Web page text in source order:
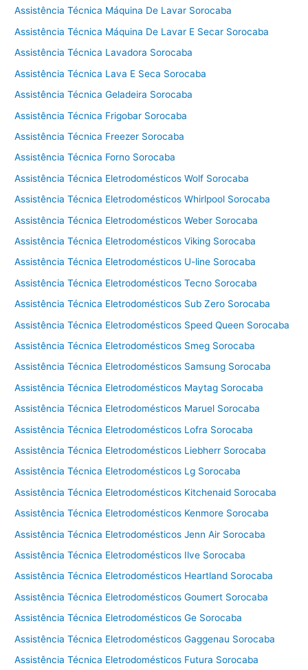
t
n
a
V
i
n
C
o
t
a
Assistência Técnica Máquina De Lavar Sorocaba
Assistência Técnica Máquina De Lavar E Secar Sorocaba
Assistência Técnica Lavadora Sorocaba
Assistência Técnica Lava E Seca Sorocaba
Assistência Técnica Geladeira Sorocaba
Assistência Técnica Frigobar Sorocaba
Assistência Técnica Freezer Sorocaba
Assistência Técnica Forno Sorocaba
Assistência Técnica Eletrodomésticos Wolf Sorocaba
Assistência Técnica Eletrodomésticos Whirlpool Sorocaba
Assistência Técnica Eletrodomésticos Weber Sorocaba
Assistência Técnica Eletrodomésticos Viking Sorocaba
Assistência Técnica Eletrodomésticos U-line Sorocaba
Assistência Técnica Eletrodomésticos Tecno Sorocaba
Assistência Técnica Eletrodomésticos Sub Zero Sorocaba
Assistência Técnica Eletrodomésticos Speed Queen Sorocaba
Assistência Técnica Eletrodomésticos Smeg Sorocaba
Assistência Técnica Eletrodomésticos Samsung Sorocaba
Assistência Técnica Eletrodomésticos Maytag Sorocaba
Assistência Técnica Eletrodomésticos Maruel Sorocaba
Assistência Técnica Eletrodomésticos Lofra Sorocaba
Assistência Técnica Eletrodomésticos Liebherr Sorocaba
Assistência Técnica Eletrodomésticos Lg Sorocaba
Assistência Técnica Eletrodomésticos Kitchenaid Sorocaba
Assistência Técnica Eletrodomésticos Kenmore Sorocaba
Assistência Técnica Eletrodomésticos Jenn Air Sorocaba
Assistência Técnica Eletrodomésticos Ilve Sorocaba
Assistência Técnica Eletrodomésticos Heartland Sorocaba
Assistência Técnica Eletrodomésticos Goumert Sorocaba
Assistência Técnica Eletrodomésticos Ge Sorocaba
Assistência Técnica Eletrodomésticos Gaggenau Sorocaba
Assistência Técnica Eletrodomésticos Futura Sorocaba